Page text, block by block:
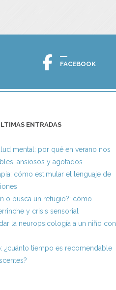
FACEBOOK
ENTRADAS
mental: por qué en verano nos
ansiosos y agotados
cómo estimular el lenguaje de
o busca un refugio?: cómo
y crisis sensorial
la neuropsicología a un niño con
¿cuánto tiempo es recomendable